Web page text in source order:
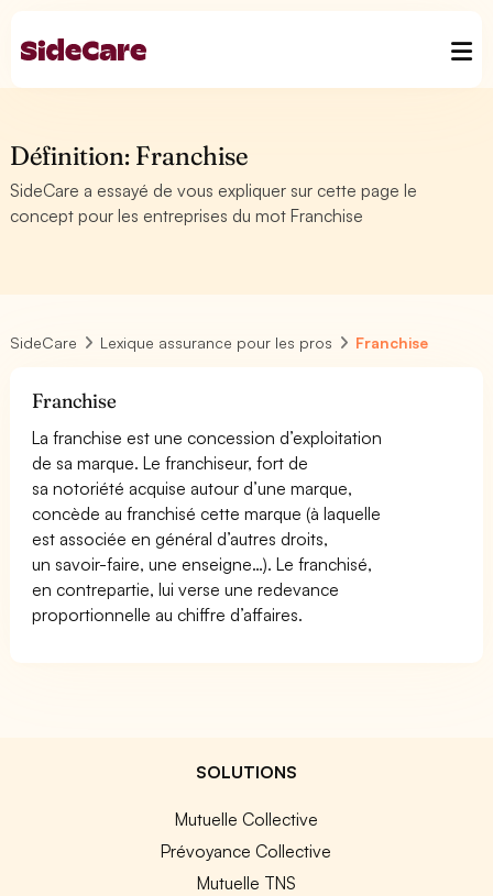
Définition: Franchise
SideCare a essayé de vous expliquer sur cette page le
concept pour les entreprises du mot Franchise
SideCare Lexique assurance pour les pros Franchise
Franchise
La franchise est une concession d’exploitation
de sa marque. Le franchiseur, fort de
sa notoriété acquise autour d’une marque,
concède au franchisé cette marque (à laquelle
est associée en général d’autres droits,
un savoir-faire, une enseigne…). Le franchisé,
en contrepartie, lui verse une redevance
proportionnelle au chiffre d’affaires.
SOLUTIONS
Mutuelle Collective
Prévoyance Collective
Mutuelle TNS